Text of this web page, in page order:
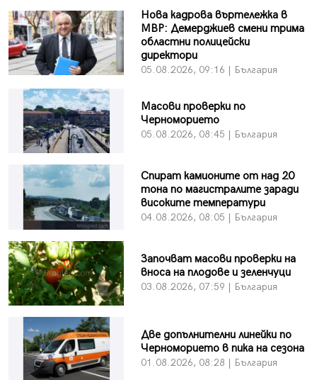
Нова кадрова въртележка в
МВР: Демерджиев смени трима
областни полицейски
директори
05.08.2026, 09:16 | България
Масови проверки по
Черноморието
05.08.2026, 08:45 | България
Спират камионите от над 20
тона по магистралите заради
високите температури
04.08.2026, 08:05 | България
Започват масови проверки на
вноса на плодове и зеленчуци
03.08.2026, 07:59 | България
Две допълнителни линейки по
Черноморието в пика на сезона
01.08.2026, 08:28 | България